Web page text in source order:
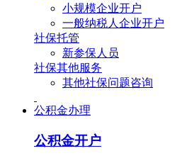
小规模企业开户
一般纳税人企业开户
社保托管
新参保人员
社保其他服务
其他社保问题咨询
公积金办理
公积金开户